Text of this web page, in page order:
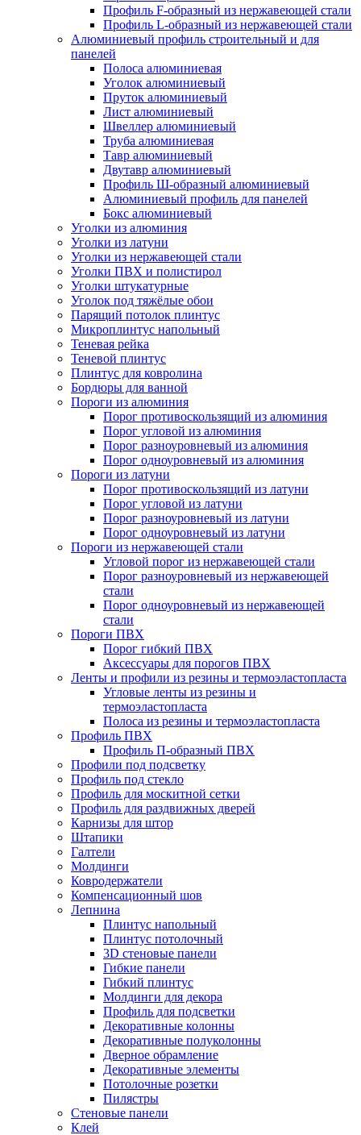
Профиль F-образный из нержавеющей стали
Профиль L-образный из нержавеющей стали
Алюминиевый профиль строительный и для
панелей
Полоса алюминиевая
Уголок алюминиевый
Пруток алюминиевый
Лист алюминиевый
Швеллер алюминиевый
Труба алюминиевая
Тавр алюминиевый
Двутавр алюминиевый
Профиль Ш-образный алюминиевый
Алюминиевый профиль для панелей
Бокс алюминиевый
Уголки из алюминия
Уголки из латуни
Уголки из нержавеющей стали
Уголки ПВХ и полистирол
Уголки штукатурные
Уголок под тяжёлые обои
Парящий потолок плинтус
Микроплинтус напольный
Теневая рейка
Теневой плинтус
Плинтус для ковролина
Бордюры для ванной
Пороги из алюминия
Порог противоскользящий из алюминия
Порог угловой из алюминия
Порог разноуровневый из алюминия
Порог одноуровневый из алюминия
Пороги из латуни
Порог противоскользящий из латуни
Порог угловой из латуни
Порог разноуровневый из латуни
Порог одноуровневый из латуни
Пороги из нержавеющей стали
Угловой порог из нержавеющей стали
Порог разноуровневый из нержавеющей
стали
Порог одноуровневый из нержавеющей
стали
Пороги ПВХ
Порог гибкий ПВХ
Аксессуары для порогов ПВХ
Ленты и профили из резины и термоэластопласта
Угловые ленты из резины и
термоэластопласта
Полоса из резины и термоэластопласта
Профиль ПВХ
Профиль П-образный ПВХ
Профили под подсветку
Профиль под стекло
Профиль для москитной сетки
Профиль для раздвижных дверей
Карнизы для штор
Штапики
Галтели
Молдинги
Ковродержатели
Компенсационный шов
Лепнина
Плинтус напольный
Плинтус потолочный
3D стеновые панели
Гибкие панели
Гибкий плинтус
Молдинги для декора
Профиль для подсветки
Декоративные колонны
Декоративные полуколонны
Дверное обрамление
Декоративные элементы
Потолочные розетки
Пилястры
Стеновые панели
Клей